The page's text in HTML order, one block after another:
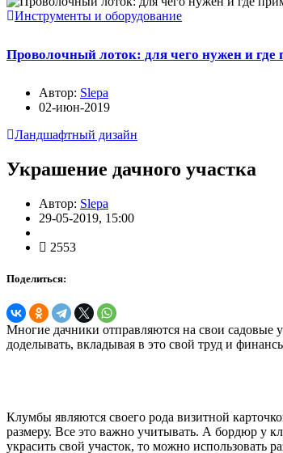
Инструменты и оборудование
Проволочный лоток: для чего нужен и где
Автор: Slepa
02-июн-2019
Ландшафтный дизайн
Украшение дачного участка
Автор: Slepa
29-05-2019, 15:00
2553
Поделиться:
Многие дачники отправляются на свои садовые
доделывать, вкладывая в это свой труд и
Клумбы являются своего рода визитной
размеру. Все это важно учитывать. А бордюр у
украсить свой участок, то можно использовать